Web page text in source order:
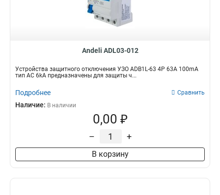
Andeli ADL03-012
Устройства защитного отключения УЗО ADB1L-63 4P 63A 100mA
тип AC 6kA предназначены для защиты ч...
Подробнее Сравнить
Наличие: В наличии
0,00 ₽
– +
В корзину